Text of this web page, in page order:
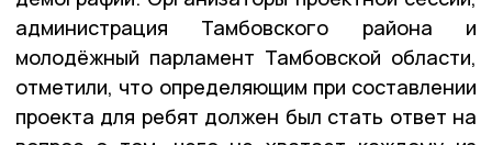
администрация Тамбовского района и
молодёжный парламент Тамбовской области,
отметили, что определяющим при составлении
проекта для ребят должен был стать ответ на